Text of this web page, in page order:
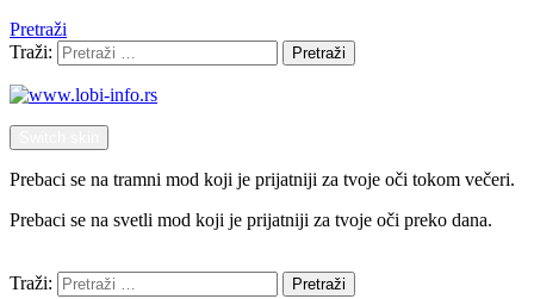
Pretraži
Traži:
Pretraži
Prebaci se na tramni mod koji je prijatniji za tvoje oči tokom večeri.
Prebaci se na svetli mod koji je prijatniji za tvoje oči preko dana.
Traži:
Pretraži